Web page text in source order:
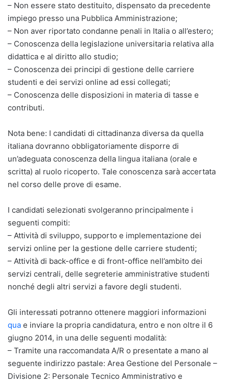
– Non essere stato destituito, dispensato da precedente
impiego presso una Pubblica Amministrazione;
– Non aver riportato condanne penali in Italia o all’estero;
– Conoscenza della legislazione universitaria relativa alla
didattica e al diritto allo studio;
– Conoscenza dei principi di gestione delle carriere
studenti e dei servizi online ad essi collegati;
– Conoscenza delle disposizioni in materia di tasse e
contributi.
Nota bene: I candidati di cittadinanza diversa da quella
italiana dovranno obbligatoriamente disporre di
un’adeguata conoscenza della lingua italiana (orale e
scritta) al ruolo ricoperto. Tale conoscenza sarà accertata
nel corso delle prove di esame.
I candidati selezionati svolgeranno principalmente i
seguenti compiti:
– Attività di sviluppo, supporto e implementazione dei
servizi online per la gestione delle carriere studenti;
– Attività di back-office e di front-office nell’ambito dei
servizi centrali, delle segreterie amministrative studenti
nonché degli altri servizi a favore degli studenti.
Gli interessati potranno ottenere maggiori informazioni
qua e inviare la propria candidatura, entro e non oltre il 6
giugno 2014, in una delle seguenti modalità:
– Tramite una raccomandata A/R o presentate a mano al
seguente indirizzo pastale: Area Gestione del Personale –
Divisione 2: Personale Tecnico Amministrativo e